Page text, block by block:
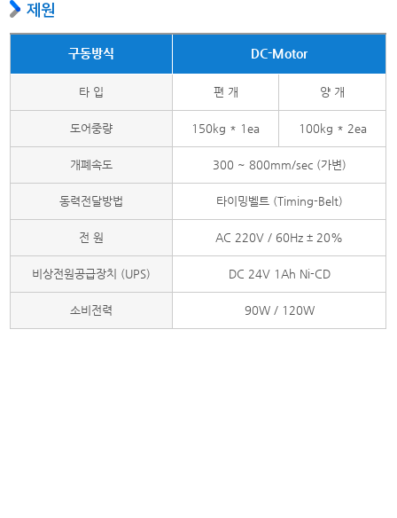
제원
구동방식 DC-Motor
타 입 편 개 양 개
도어중량 150kg * 1ea 100kg * 2ea
개폐속도 300 ~ 800mm/sec (가변)
동력전달방법 타이밍벨트 (Timing-Belt)
전 원 AC 220V / 60Hz ± 20%
비상전원공급장치 (UPS) DC 24V 1Ah Ni-CD
소비전력 90W / 120W